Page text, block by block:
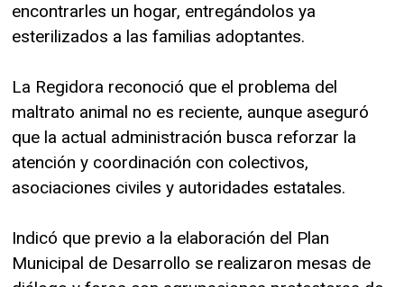
encontrarles un hogar, entregándolos ya
esterilizados a las familias adoptantes.
La Regidora reconoció que el problema del
maltrato animal no es reciente, aunque aseguró
que la actual administración busca reforzar la
atención y coordinación con colectivos,
asociaciones civiles y autoridades estatales.
Indicó que previo a la elaboración del Plan
Municipal de Desarrollo se realizaron mesas de